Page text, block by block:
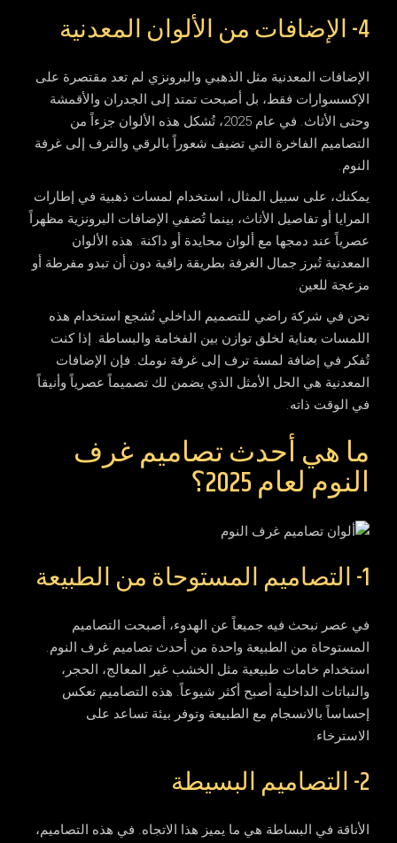
4- الإضافات من الألوان المعدنية
الإضافات المعدنية مثل الذهبي والبرونزي لم تعد مقتصرة على
الإكسسوارات فقط، بل أصبحت تمتد إلى الجدران والأقمشة
وحتى الأثاث. في عام 2025، تُشكل هذه الألوان جزءاً من
التصاميم الفاخرة التي تضيف شعوراً بالرقي والترف إلى غرفة
النوم.
يمكنك، على سبيل المثال، استخدام لمسات ذهبية في إطارات
المرايا أو تفاصيل الأثاث، بينما تُضفي الإضافات البرونزية مظهراً
عصرياً عند دمجها مع ألوان محايدة أو داكنة. هذه الألوان
المعدنية تُبرز جمال الغرفة بطريقة راقية دون أن تبدو مفرطة أو
مزعجة للعين.
نحن في شركة راضي للتصميم الداخلي نُشجع استخدام هذه
اللمسات بعناية لخلق توازن بين الفخامة والبساطة. إذا كنت
تُفكر في إضافة لمسة ترف إلى غرفة نومك. فإن الإضافات
المعدنية هي الحل الأمثل الذي يضمن لك تصميماً عصرياً وأنيقاً
في الوقت ذاته.
ما هي أحدث تصاميم غرف
النوم لعام 2025؟
1- التصاميم المستوحاة من الطبيعة
في عصر نبحث فيه جميعاً عن الهدوء، أصبحت التصاميم
المستوحاة من الطبيعة واحدة من أحدث تصاميم غرف النوم.
استخدام خامات طبيعية مثل الخشب غير المعالج، الحجر،
والنباتات الداخلية أصبح أكثر شيوعاً. هذه التصاميم تعكس
إحساساً بالانسجام مع الطبيعة وتوفر بيئة تساعد على
الاسترخاء.
2- التصاميم البسيطة
الأناقة في البساطة هي ما يميز هذا الاتجاه. في هذه التصاميم،